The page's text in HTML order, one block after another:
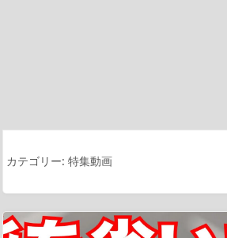
カテゴリー:特集動画